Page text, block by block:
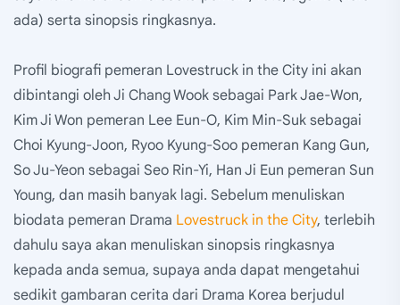
ada) serta sinopsis ringkasnya.
Profil biografi pemeran Lovestruck in the City ini akan
dibintangi oleh Ji Chang Wook sebagai Park Jae-Won,
Kim Ji Won pemeran Lee Eun-O, Kim Min-Suk sebagai
Choi Kyung-Joon, Ryoo Kyung-Soo pemeran Kang Gun,
So Ju-Yeon sebagai Seo Rin-Yi, Han Ji Eun pemeran Sun
Young, dan masih banyak lagi. Sebelum menuliskan
biodata pemeran Drama Lovestruck in the City, terlebih
dahulu saya akan menuliskan sinopsis ringkasnya
kepada anda semua, supaya anda dapat mengetahui
sedikit gambaran cerita dari Drama Korea berjudul